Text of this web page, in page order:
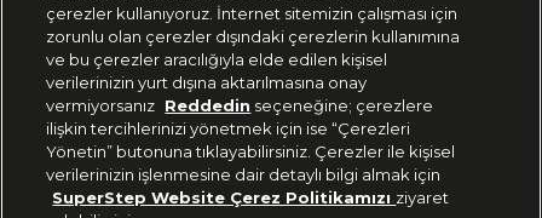
Uygulamadan Takip Edin
Bizi Takip Edin
çerezler kullanıyoruz. İnternet sitemizin çalışması için
zorunlu olan çerezler dışındaki çerezlerin kullanımına
ve bu çerezler aracılığıyla elde edilen kişisel
verilerinizin yurt dışına aktarılmasına onay
vermiyorsanız Reddedin seçeneğine; çerezlere
ilişkin tercihlerinizi yönetmek için ise “Çerezleri
Yönetin” butonuna tıklayabilirsiniz. Çerezler ile kişisel
verilerinizin işlenmesine dair detaylı bilgi almak için
SuperStep Website Çerez Politikamızı ziyaret